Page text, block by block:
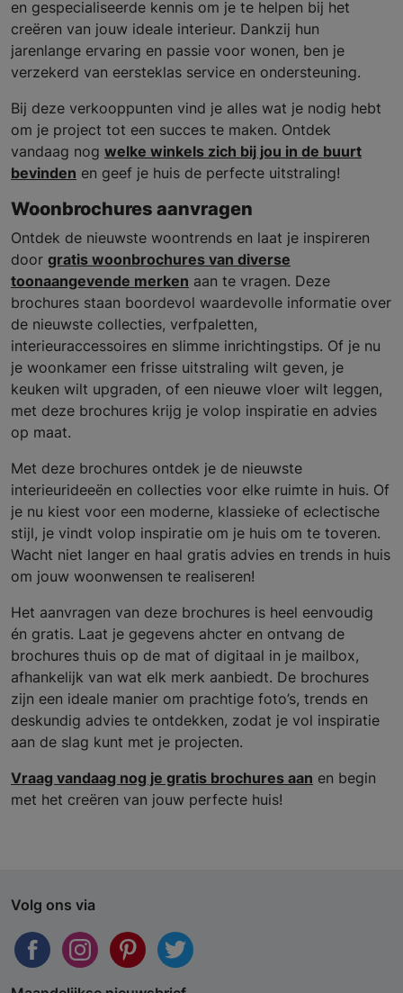
en gespecialiseerde kennis om je te helpen bij het
creëren van jouw ideale interieur. Dankzij hun
jarenlange ervaring en passie voor wonen, ben je
verzekerd van eersteklas service en ondersteuning.
Bij deze verkooppunten vind je alles wat je nodig hebt
om je project tot een succes te maken. Ontdek
vandaag nog welke winkels zich bij jou in de buurt
bevinden en geef je huis de perfecte uitstraling!
Woonbrochures aanvragen
Ontdek de nieuwste woontrends en laat je inspireren
door gratis woonbrochures van diverse
toonaangevende merken aan te vragen. Deze
brochures staan boordevol waardevolle informatie over
de nieuwste collecties, verfpaletten,
interieuraccessoires en slimme inrichtingstips. Of je nu
je woonkamer een frisse uitstraling wilt geven, je
keuken wilt upgraden, of een nieuwe vloer wilt leggen,
met deze brochures krijg je volop inspiratie en advies
op maat.
Met deze brochures ontdek je de nieuwste
interieurideeën en collecties voor elke ruimte in huis. Of
je nu kiest voor een moderne, klassieke of eclectische
stijl, je vindt volop inspiratie om je huis om te toveren.
Wacht niet langer en haal gratis advies en trends in huis
om jouw woonwensen te realiseren!
Het aanvragen van deze brochures is heel eenvoudig
én gratis. Laat je gegevens ahcter en ontvang de
brochures thuis op de mat of digitaal in je mailbox,
afhankelijk van wat elk merk aanbiedt. De brochures
zijn een ideale manier om prachtige foto’s, trends en
deskundig advies te ontdekken, zodat je vol inspiratie
aan de slag kunt met je projecten.
Vraag vandaag nog je gratis brochures aan en begin
met het creëren van jouw perfecte huis!
Volg ons via